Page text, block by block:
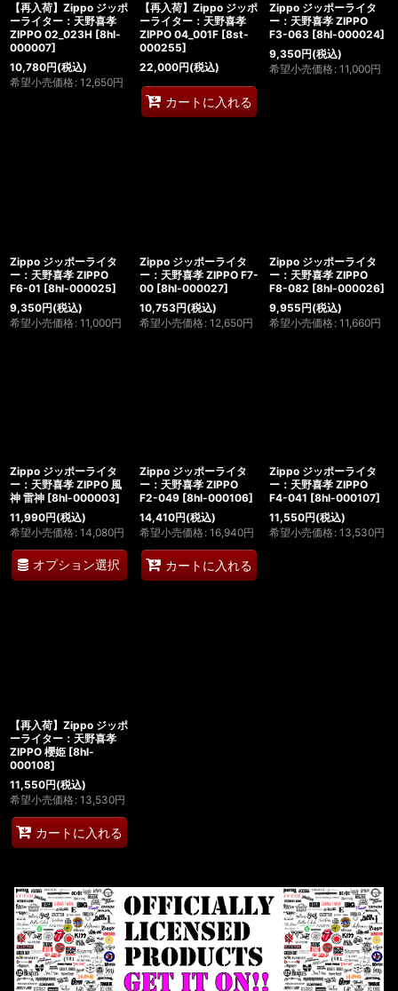
【再入荷】Zippo ジッポ
ーライター：天野喜孝
ZIPPO 02_023H [8hl-
000007]
10,780円(税込)
希望小売価格 : 12,650円
【再入荷】Zippo ジッポ
ーライター：天野喜孝
ZIPPO 04_001F [8st-
000255]
22,000円(税込)
カートに入れる
Zippo ジッポーライタ
ー：天野喜孝 ZIPPO
F3-063 [8hl-000024]
9,350円(税込)
希望小売価格 : 11,000円
Zippo ジッポーライタ
ー：天野喜孝 ZIPPO
F6-01 [8hl-000025]
9,350円(税込)
希望小売価格 : 11,000円
Zippo ジッポーライタ
ー：天野喜孝 ZIPPO F7-
00 [8hl-000027]
10,753円(税込)
希望小売価格 : 12,650円
Zippo ジッポーライタ
ー：天野喜孝 ZIPPO
F8-082 [8hl-000026]
9,955円(税込)
希望小売価格 : 11,660円
Zippo ジッポーライタ
ー：天野喜孝 ZIPPO 風
神 雷神 [8hl-000003]
11,990円(税込)
希望小売価格 : 14,080円
オプション選択
Zippo ジッポーライタ
ー：天野喜孝 ZIPPO
F2-049 [8hl-000106]
14,410円(税込)
希望小売価格 : 16,940円
カートに入れる
Zippo ジッポーライタ
ー：天野喜孝 ZIPPO
F4-041 [8hl-000107]
11,550円(税込)
希望小売価格 : 13,530円
【再入荷】Zippo ジッポ
ーライター：天野喜孝
ZIPPO 櫻姫 [8hl-
000108]
11,550円(税込)
希望小売価格 : 13,530円
カートに入れる